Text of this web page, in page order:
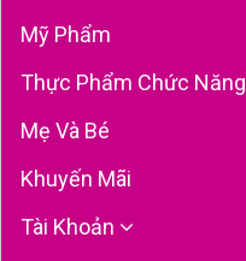
Mỹ Phẩm
Thực Phẩm Chức Năng
Mẹ Và Bé
Khuyến Mãi
Tài Khoản